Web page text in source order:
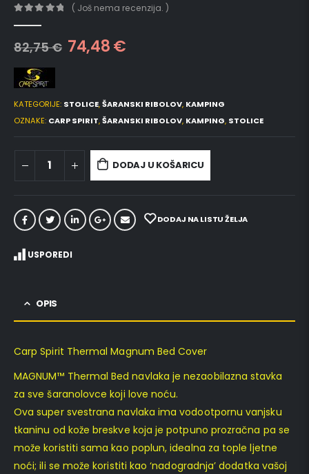
( Još nema recenzija. )
82,75€ 74,48€
KATEGORIJE: STOLICE,ŠARANSKI RIBOLOV, KAMPING
OZNAKE: CARP SPIRIT,ŠARANSKI RIBOLOV, KAMPING, STOLICE
DODAJ U KOŠARICU
DODAJ NA LISTU ŽELJA
USPOREDI
OPIS
Carp Spirit Thermal Magnum Bed Cover
MAGNUM™ Thermal Bed navlaka je nezaobilazna stavka
za sve šaranolovce koji love noću.
Ova super svestrana navlaka ima vodootpornu vanjsku
tkaninu od kože breskve koja je potpuno prozračna pa se
može koristiti sama kao poplun, idealna za tople ljetne
noći; ili se može koristiti kao ‘nadogradnja’ dodatka vašoj